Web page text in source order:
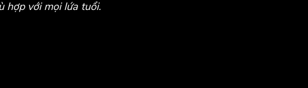
hợp với mọi lứa tuổi.